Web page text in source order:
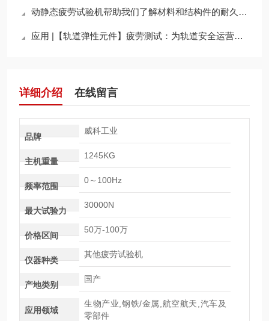
动静态疲劳试验机帮助我们了解材料和结构件的耐久性和使用寿命
应用 |【轨道弹性元件】疲劳测试：为轨道安全运营提供坚实支撑
详细介绍 在线留言
品牌
威科工业
主机重量
1245KG
频率范围
0～100Hz
最大试验力
30000N
价格区间
50万-100万
仪器种类
其他疲劳试验机
产地类别
国产
应用领域
生物产业,钢铁/金属,航空航天,汽车及
零部件